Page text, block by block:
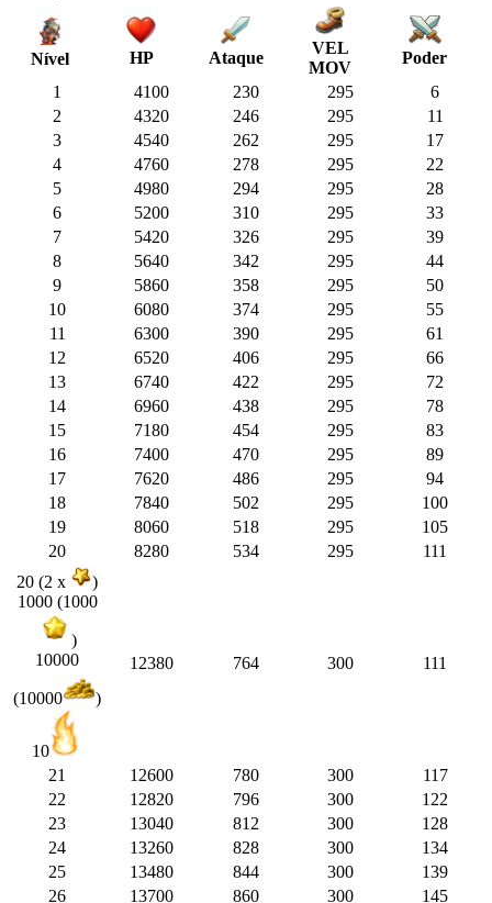
Nível HP Ataque
VEL
MOV
Poder
1
4100 230 295
6
2
4320 246 295
11
3
4540 262 295
17
4
4760 278 295
22
5
4980 294 295
28
6
5200 310 295
33
7
5420 326 295
39
8
5640 342 295
44
9
5860 358 295
50
10
6080 374 295
55
11
6300 390 295
61
12
6520 406 295
66
13
6740 422 295
72
14
6960 438 295
78
15
7180 454 295
83
16
7400 470 295
89
17
7620 486 295
94
18
7840 502 295
100
19
8060 518 295
105
20
8280 534 295
111
20 (2 x
)
1000 (1000
)
10000
(10000 )
10
12380 764 300 111
21 12600 780 300
117
22
12820 796 300
122
23
13040 812 300
128
24
13260 828 300
134
25
13480 844 300
139
26
13700 860 300 145